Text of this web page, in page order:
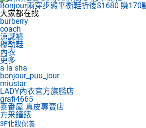
Bonjour兩穿步態平衡鞋折後$1680 賺170
大家都在找
burberry
coach
涼感褲
穆勒鞋
內衣
更多
a la sha
bonjour_puu_jour
miustar
LADY內衣官方旗艦店
grafi4665
喜番屋 真皮專賣店
方采鐘錶
3F化妝保養